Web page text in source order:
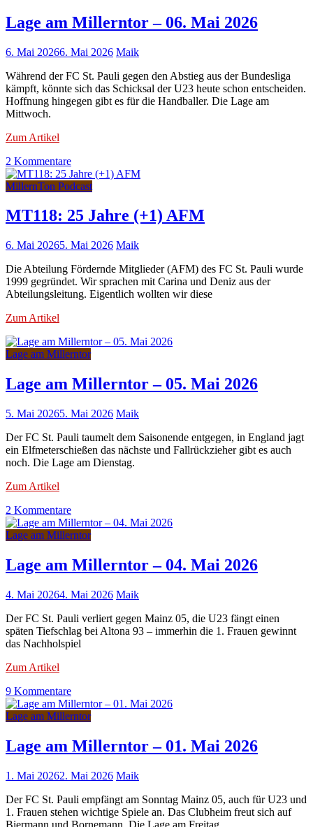
–
07.
2026
Lage am Millerntor – 06. Mai 2026
6. Mai 20266. Mai 2026 Maik
Während der FC St. Pauli gegen den Abstieg aus der Bundesliga
kämpft, könnte sich das Schicksal der U23 heute schon entscheiden.
Hoffnung hingegen gibt es für die Handballer. Die Lage am
Mittwoch.
Zum Artikel
2 Kommentarezu
Lage
am
–
06.
2026
MillernTon Podcast
MT118: 25 Jahre (+1) AFM
6. Mai 20265. Mai 2026 Maik
Die Abteilung Fördernde Mitglieder (AFM) des FC St. Pauli wurde
1999 gegründet. Wir sprachen mit Carina und Deniz aus der
Abteilungsleitung. Eigentlich wollten wir diese
Zum Artikel
Lage am Millerntor
Lage am Millerntor – 05. Mai 2026
5. Mai 20265. Mai 2026 Maik
Der FC St. Pauli taumelt dem Saisonende entgegen, in England jagt
ein Elfmeterschießen das nächste und Fallrückzieher gibt es auch
noch. Die Lage am Dienstag.
Zum Artikel
2 Kommentarezu
Lage
am
–
05.
2026
Lage am Millerntor
Lage am Millerntor – 04. Mai 2026
4. Mai 20264. Mai 2026 Maik
Der FC St. Pauli verliert gegen Mainz 05, die U23 fängt einen
späten Tiefschlag bei Altona 93 – immerhin die 1. Frauen gewinnt
das Nachholspiel
Zum Artikel
9 Kommentarezu
Lage
am
–
04.
2026
Lage am Millerntor
Lage am Millerntor – 01. Mai 2026
1. Mai 20262. Mai 2026 Maik
Der FC St. Pauli empfängt am Sonntag Mainz 05, auch für U23 und
1. Frauen stehen wichtige Spiele an. Das Clubheim freut sich auf
Biermann und Bornemann. Die Lage am Freitag.